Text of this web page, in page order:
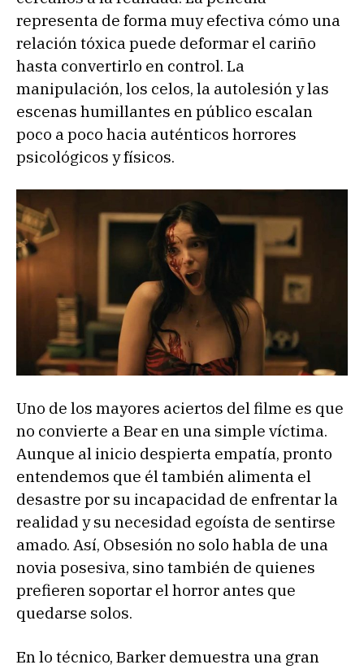
representa de forma muy efectiva cómo una
relación tóxica puede deformar el cariño
hasta convertirlo en control. La
manipulación, los celos, la autolesión y las
escenas humillantes en público escalan
poco a poco hacia auténticos horrores
psicológicos y físicos.
Uno de los mayores aciertos del filme es que
no convierte a Bear en una simple víctima.
Aunque al inicio despierta empatía, pronto
entendemos que él también alimenta el
desastre por su incapacidad de enfrentar la
realidad y su necesidad egoísta de sentirse
amado. Así, Obsesión no solo habla de una
novia posesiva, sino también de quienes
prefieren soportar el horror antes que
quedarse solos.
En lo técnico, Barker demuestra una gran